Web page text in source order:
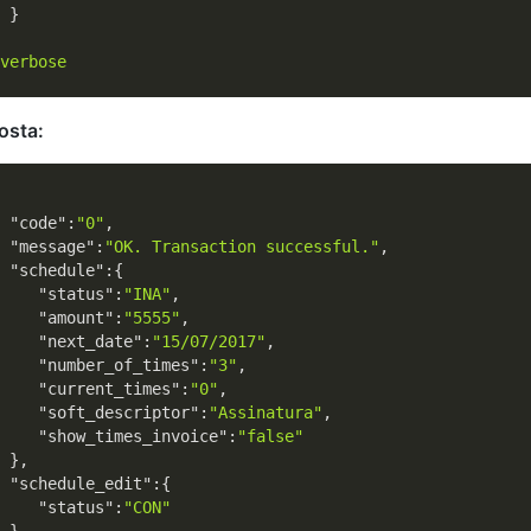
}
"code" : "0" ,
"message" : "OK. Transaction successful." ,
"schedule" :{
"status" : "INA" ,
"amount" : "5555" ,
"next_date" : "15/07/2017" ,
"number_of_times" : "3" ,
"current_times" : "0" ,
"soft_descriptor" : "Assinatura" ,
"show_times_invoice" : "false"
},
"schedule_edit" :{
"status" : "CON"